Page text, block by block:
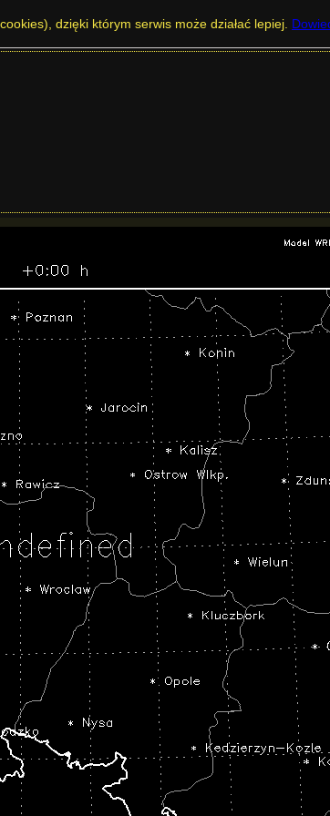
wiatru przy powierzchni w
dzięki którym serwis może działać lepiej.